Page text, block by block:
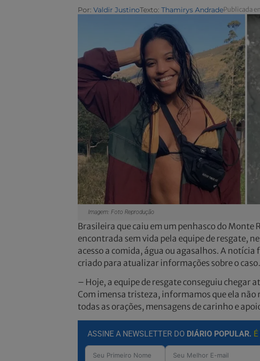
Por: Valdir JustinoTexto: Thamirys AndradePublicada
Imagem: Foto Reprodução
Brasileira que caiu em um penhasco do
encontrada sem vida pela equipe de resgate,
acesso a comida, água ou agasalhos. A
criado para atualizar informações sobre o caso.
– Hoje, a equipe de resgate conseguiu chegar
Com imensa tristeza, informamos que ela
todas as orações, mensagens de carinho e
ASSINE A NEWSLETTER DO DIÁRIO POPULAR.